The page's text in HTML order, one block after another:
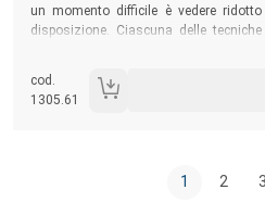
un momento difficile è vedere
disposizione. Ciascuna delle
finalizzata invece ad aumentare le
modalità operative adottate dagli
lettura decisamente indicata per lo
cod.
1305.61
1 2 3